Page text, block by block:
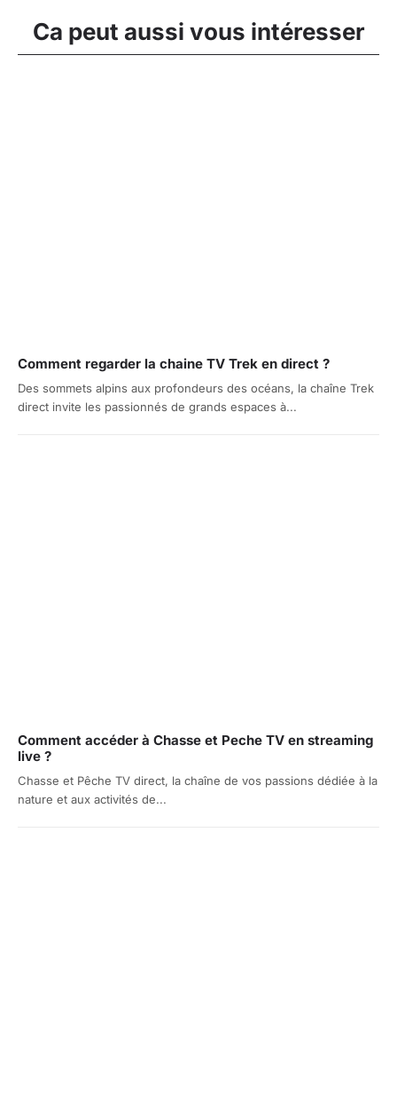
Ca peut aussi vous intéresser
Comment regarder la chaine TV Trek en direct ?
Des sommets alpins aux profondeurs des océans, la chaîne Trek
direct invite les passionnés de grands espaces à...
Comment accéder à Chasse et Peche TV en streaming
live ?
Chasse et Pêche TV direct, la chaîne de vos passions dédiée à la
nature et aux activités de...